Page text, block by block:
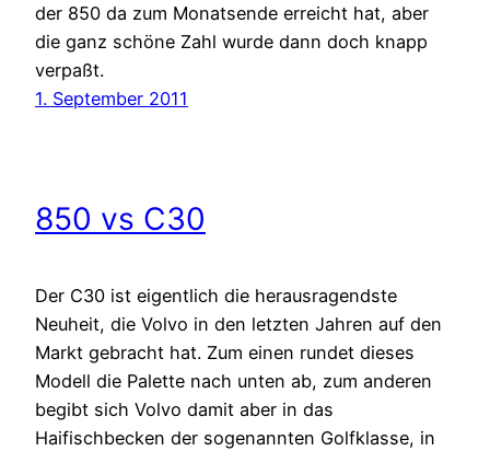
der 850 da zum Monatsende erreicht hat, aber
die ganz schöne Zahl wurde dann doch knapp
verpaßt.
1. September 2011
850 vs C30
Der C30 ist eigentlich die herausragendste
Neuheit, die Volvo in den letzten Jahren auf den
Markt gebracht hat. Zum einen rundet dieses
Modell die Palette nach unten ab, zum anderen
begibt sich Volvo damit aber in das
Haifischbecken der sogenannten Golfklasse, in